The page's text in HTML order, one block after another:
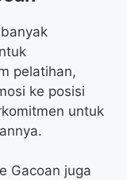
pelatihan,
ke posisi
untuk
Gacoan juga